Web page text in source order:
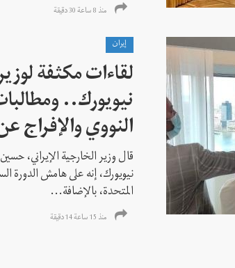
منذ 8 ساعة 30 دقیقة
إيران
لقاءات مكثفة
نيويورك..
النووي
قال وزير الخارجية الإيراني،
نيويورك، إنه على هامش الدورة
المتحدة، بالإضافة...
منذ 15 ساعة 14 دقیقة